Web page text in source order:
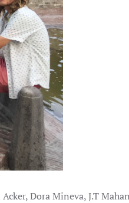
Dora Mineva, J.T